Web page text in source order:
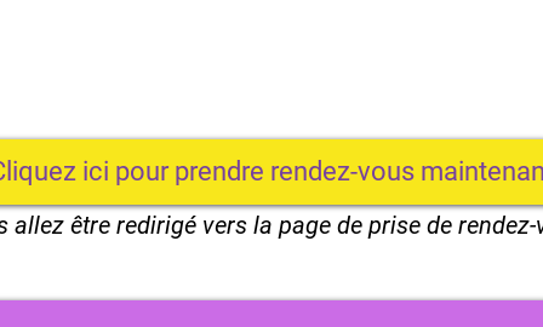
ici pour prendre rendez-vous
allez être redirigé vers la page de prise de